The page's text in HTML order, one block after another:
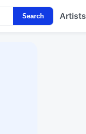
Search Artists